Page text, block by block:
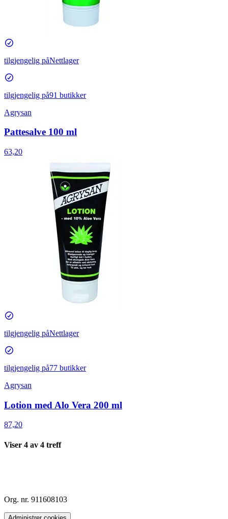
tilgjengelig påNettlager
tilgjengelig på91 butikker
Agrysan
Pattesalve 100 ml
63,20
tilgjengelig påNettlager
tilgjengelig på77 butikker
Agrysan
Lotion med Alo Vera 200 ml
87,20
Viser 4 av 4 treff
Org. nr. 911608103